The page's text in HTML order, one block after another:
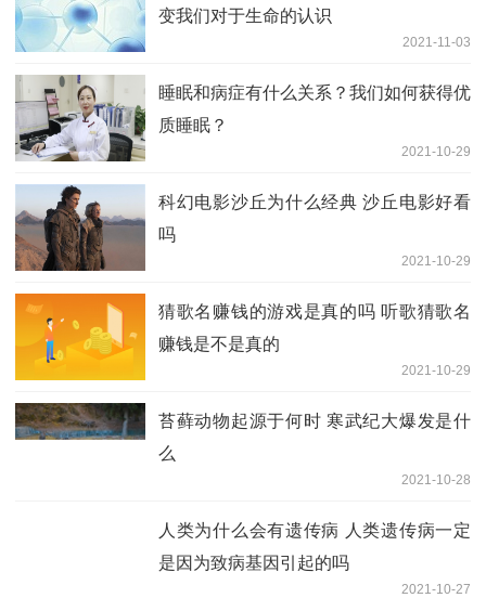
变我们对于生命的认识
2021-11-03
睡眠和病症有什么关系？我们如何获得优
质睡眠？
2021-10-29
科幻电影沙丘为什么经典 沙丘电影好看
吗
2021-10-29
猜歌名赚钱的游戏是真的吗 听歌猜歌名
赚钱是不是真的
2021-10-29
苔藓动物起源于何时 寒武纪大爆发是什
么
2021-10-28
人类为什么会有遗传病 人类遗传病一定
是因为致病基因引起的吗
2021-10-27